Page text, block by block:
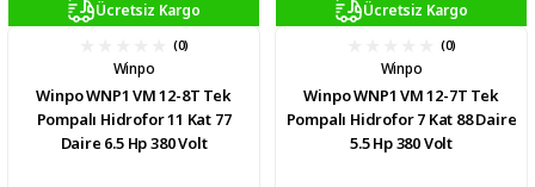
Ücretsiz Kargo
(0)
Winpo
Winpo WNP1 VM 12-8T Tek
Pompalı Hidrofor 11 Kat 77
Daire 6.5 Hp 380 Volt
Ücretsiz Kargo
(0)
Winpo
Winpo WNP1 VM 12-7T Tek
Pompalı Hidrofor 7 Kat 88 Daire
5.5 Hp 380 Volt